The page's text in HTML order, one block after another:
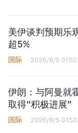
美伊谈判预期乐
超5%
国际 2026/8/5
伊朗：与阿曼就
取得“积极进展”
国际 2026/8/5